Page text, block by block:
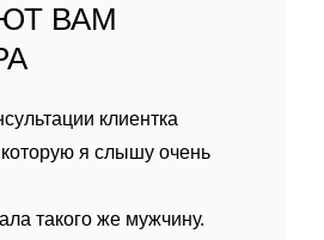
ВАМ
клиентка
я слышу очень
такого же мужчину.